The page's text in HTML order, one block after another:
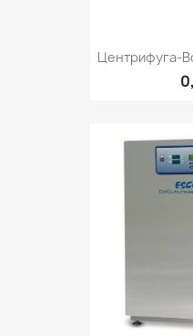
Центрифуга-